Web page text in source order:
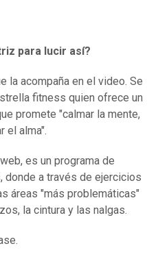
para lucir así?
la acompaña en el video. Se
fitness quien ofrece un
promete "calmar la mente,
el alma".
es un programa de
donde a través de ejercicios
áreas "más problemáticas"
la cintura y las nalgas.